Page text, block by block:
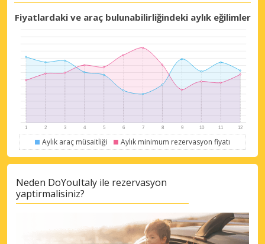
Fiyatlardaki ve araç bulunabilirliğindeki aylık eğilimler
Aylık araç müsaitliği Aylık minimum rezervasyon fiyatı
Neden DoYouItaly ile rezervasyon
yaptirmalisiniz?